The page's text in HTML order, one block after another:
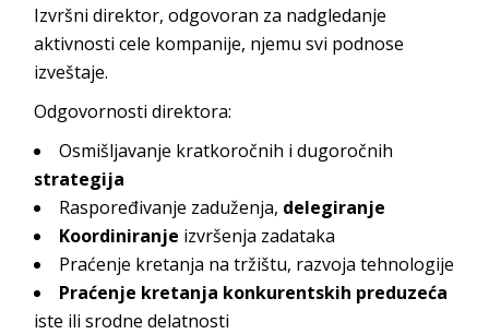
Izvršni direktor, odgovoran za nadgledanje
aktivnosti cele kompanije, njemu svi podnose
izveštaje.
Odgovornosti direktora:
Osmišljavanje kratkoročnih i dugoročnih
strategija
Raspoređivanje zaduženja, delegiranje
Koordiniranje izvršenja zadataka
Praćenje kretanja na tržištu, razvoja tehnologije
Praćenje kretanja konkurentskih preduzeća
iste ili srodne delatnosti